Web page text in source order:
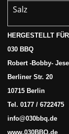
Salz
HERGESTELLT
030 BBQ
Robert -Bobby-
Berliner Str. 20
10715 Berlin
Tel. 0177 / 6722475
info@030bbq.de
www.030BBQ.de